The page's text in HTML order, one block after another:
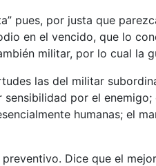
pues, por justa que
en el vencido, que lo
militar, por lo cual la
las del militar
por el
humanas; el
Dice que el